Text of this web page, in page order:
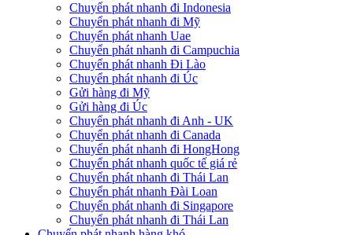
Chuyển phát nhanh đi Indonesia
Chuyển phát nhanh đi Mỹ
Chuyển phát nhanh Uae
Chuyển phát nhanh đi Campuchia
Chuyển phát nhanh Đi Lào
Chuyển phát nhanh đi Úc
Gửi hàng đi Mỹ
Gửi hàng đi Úc
Chuyển phát nhanh đi Anh - UK
Chuyển phát nhanh đi Canada
Chuyển phát nhanh đi HongHong
Chuyển phát nhanh quốc tế giá rẻ
Chuyển phát nhanh đi Thái Lan
Chuyển phát nhanh Đài Loan
Chuyển phát nhanh đi Singapore
Chuyển phát nhanh đi Thái Lan